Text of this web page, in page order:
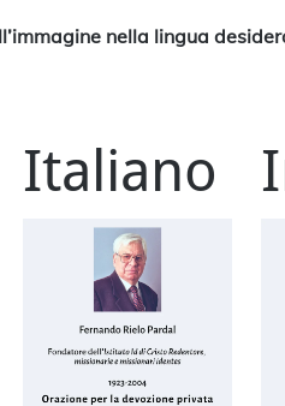
nella lingua
Italiano